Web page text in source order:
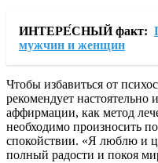
ИНТЕРЕ́СНЫЙ факт:
мужчин и женщин
Чтобы избавиться от
рекомендует настоятельно
аффирмации, как метод
необходимо произносить
спокойствии. «Я люблю и
полный радости и по­коя